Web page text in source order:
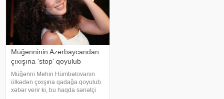
Müğənninin Azərbaycandan
çıxışına 'stop' qoyulub
Müğənni Mehin Hümbətovanın
ölkədən çıxışına qadağa qoyulub.
xəbər verir ki, bu haqda sənətçi